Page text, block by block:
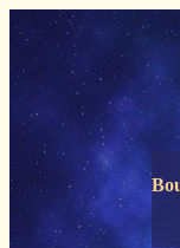
Panneau de gestion des